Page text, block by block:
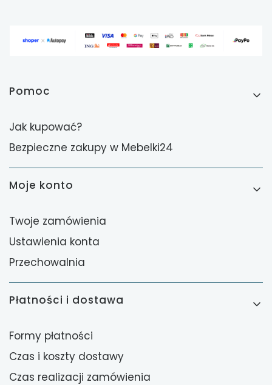
Linki w stopce
Pomoc
Jak kupować?
Bezpieczne zakupy w Mebelki24
Moje konto
Twoje zamówienia
Ustawienia konta
Przechowalnia
Płatności i dostawa
Formy płatności
Czas i koszty dostawy
Czas realizacji zamówienia